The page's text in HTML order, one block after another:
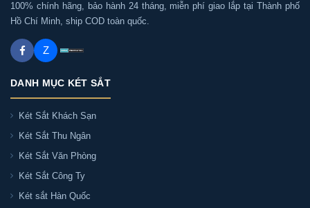
100% chính hãng, bảo hành 24 tháng, miễn phí giao lắp tại Thành phố
Hồ Chí Minh, ship COD toàn quốc.
Z
DANH MỤC KÉT SẮT
Két Sắt Khách Sạn
Két Sắt Thu Ngân
Két Sắt Văn Phòng
Két Sắt Công Ty
Két sắt Hàn Quốc